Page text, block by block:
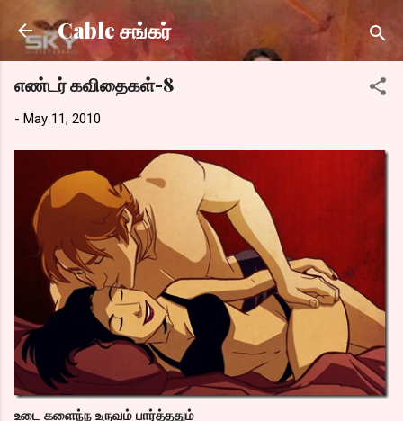
Skip to main content
Cable சங்கர்
எண்டர் கவிதைகள்-8
- May 11, 2010
உடை களைந்ந உருவம் பார்த்ததும்